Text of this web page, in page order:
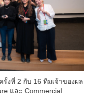
รั้งที่ 2 กับ 16 ทีมเจ้าของผล
และ Commercial